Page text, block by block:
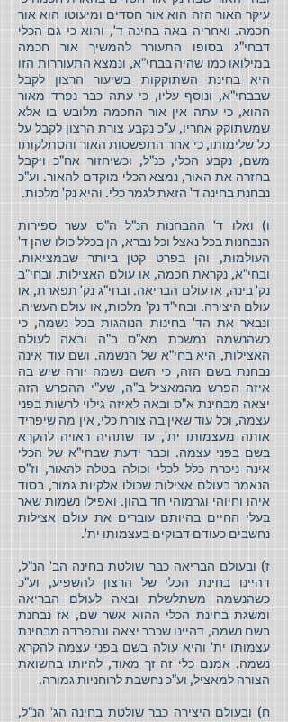
עיקר האור הזה הוא אור חסדים ומיעוטו הוא אור
חכמה. ואחריה באה בחינה ד', והוא כי גם הכלי
דבחי"ג בסופו התעורר להמשיך אור חכמה
במילואו כמו שהיה בבחי"א, ונמצא התעוררות הזו
היא בחינת השתוקקות בשיעור הרצון לקבל
שבבחי"א, ונוסף עליו, כי עתה כבר נפרד מאור
ההוא, כי עתה אין אור החכמה מלובש בו אלא
שמשתוקק אחריו, ע"כ נקבע צורת הרצון לקבל על
כל שלימותו, כי אחר התפשטות האור והסתלקותו
משם, נקבע הכלי, כנ"ל, וכשיחזור אח"כ ויקבל
בחזרה את האור, נמצא הכלי מוקדם להאור. וע"כ
נבחנת בחינה ד' הזאת לגמר כלי. והיא נק' מלכות.
ו) ואלו ד' ההבחנות הנ"ל ה"ס עשר ספירות
הנבחנות בכל נאצל וכל נברא, הן בכלל כולו שהן ד'
העולמות, והן בפרט קטן ביותר שבמציאות.
ובחי"א, נקראת חכמה, או עולם האצילות. ובחי"ב
נק' בינה, או עולם הבריאה. ובחי"ג נק' תפארת, או
עולם היצירה. ובחי"ד נק' מלכות, או עולם העשיה.
ונבאר את הד' בחינות הנוהגות בכל נשמה, כי
כשהנשמה נמשכת מא"ס ב"ה ובאה לעולם
האצילות, היא בחי"א של הנשמה. ושם עוד אינה
נבחנת בשם הזה, כי השם נשמה יורה שיש בה
איזה הפרש מהמאציל ב"ה, שע"י ההפרש הזה
יצאה מבחינת א"ס ובאה לאיזה גילוי לרשות בפני
עצמה, וכל עוד שאין בה צורת כלי, אין מה שיפריד
אותה מעצמותו ית', עד שתהיה ראויה להקרא
בשם בפני עצמה. וכבר ידעת שבחי"א של הכלי
אינה ניכרת כלל לכלי וכולה בטלה להאור, וז"ס
הנאמר בעולם אצילות שכולו אלקיות גמור, בסוד
איהו וחיוהי וגרמוהי חד בהון. ואפילו נשמות שאר
בעלי החיים בהיותם עוברים את עולם אצילות
נחשבים כעודם דבוקים בעצמותו ית'.
ז) ובעולם הבריאה כבר שולטת בחינה הב' הנ"ל,
דהיינו בחינת הכלי של הרצון להשפיע, וע"כ
כשהנשמה משתלשלת ובאה לעולם הבריאה
ומשגת בחינת הכלי ההוא אשר שם, אז נבחנת
בשם נשמה, דהיינו שכבר יצאה ונתפרדה מבחינת
עצמותו ית' והיא עולה בשם בפני עצמה להקרא
נשמה. אמנם כלי זה זך מאוד, להיותו בהשואת
הצורה למאציל, וע"כ נחשבת לרוחניות גמורה.
ח) ובעולם היצירה כבר שולטת בחינה הג' הנ"ל,